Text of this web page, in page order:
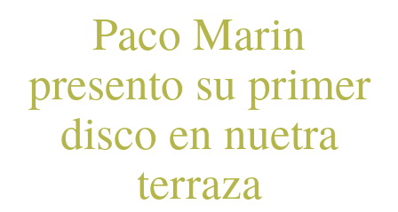
Paco Marin
presento su primer
disco en nuetra
terraza